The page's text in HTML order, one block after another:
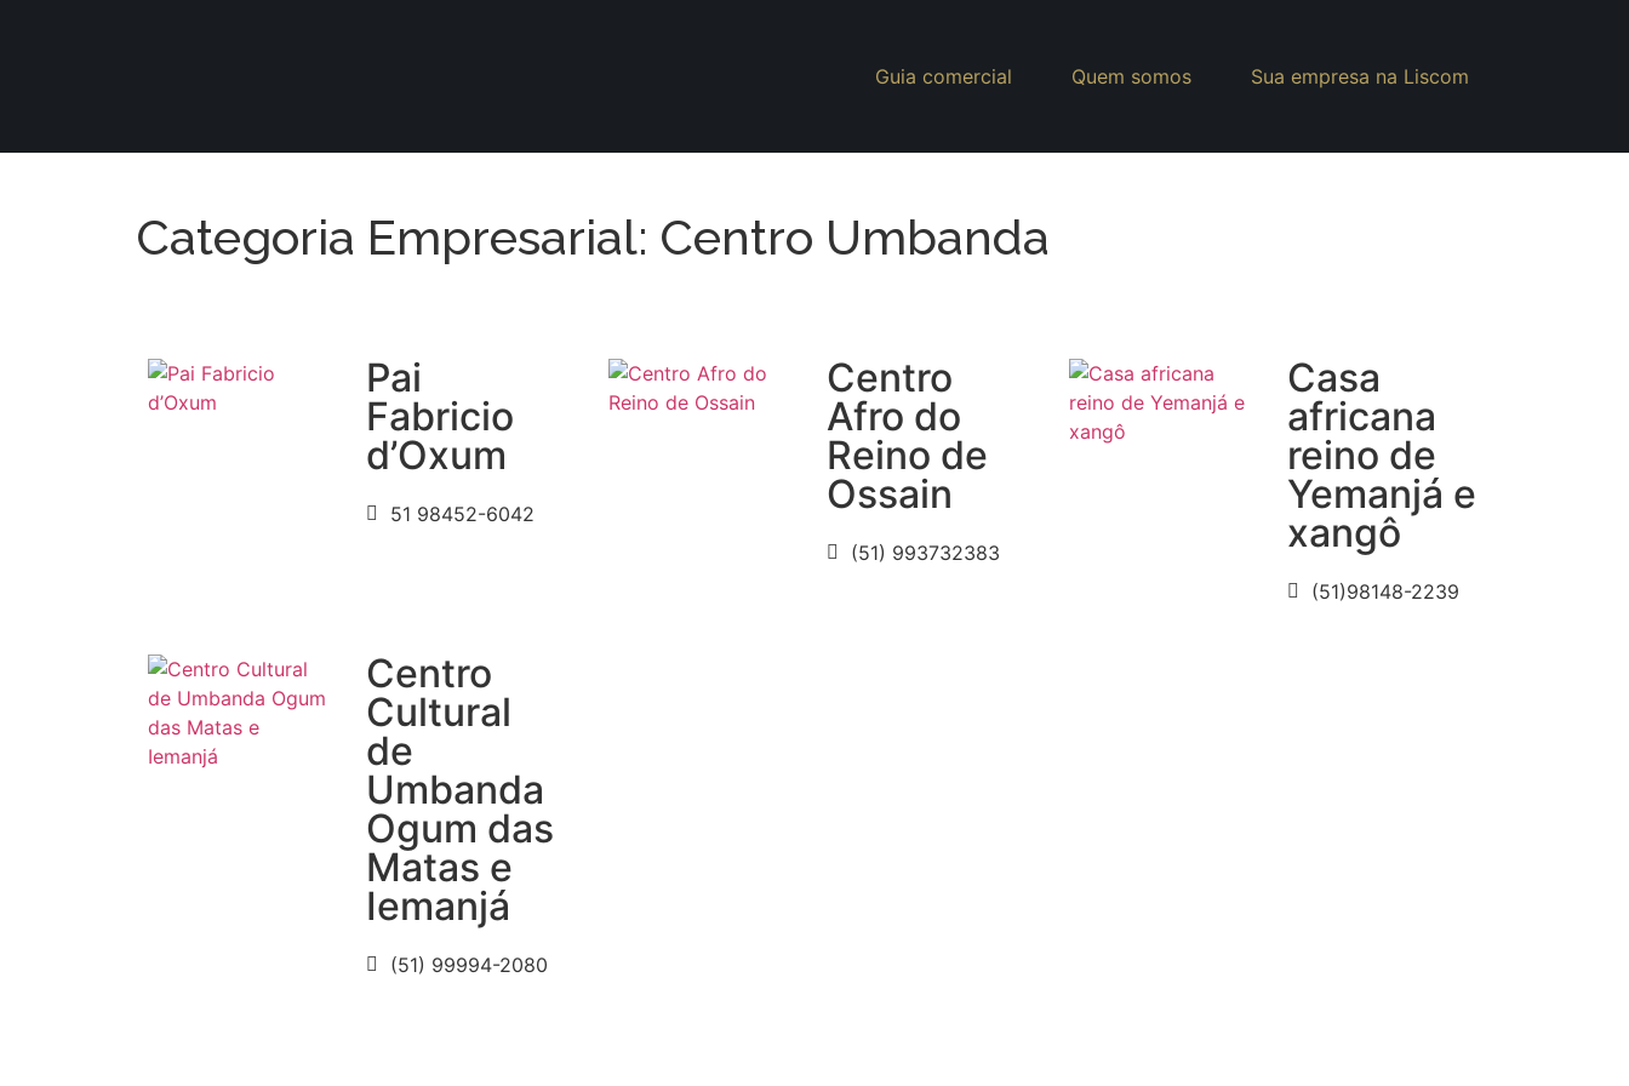
Guia comercial Quem somos Sua empresa na Liscom
Categoria Empresarial: Centro Umbanda
Pai
Fabricio
d’Oxum
51 98452-6042
Centro
Afro do
Reino de
Ossain
(51) 993732383
Casa
africana
reino de
Yemanjá e
xangô
(51)98148-2239
Centro
Cultural
de
Umbanda
Ogum das
Matas e
Iemanjá
(51) 99994-2080